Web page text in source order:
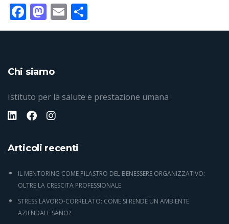
Facebook
Mastodon
Email
Chi siamo
Istituto per la salute e prestazione umana
Articoli recenti
IL MENTORING COME PILASTRO DEL BENESSERE ORGANIZZATIVO:
OLTRE LA CRESCITA PROFESSIONALE
STRESS LAVORO-CORRELATO: COME SI RENDE UN AMBIENTE
AZIENDALE SANO?